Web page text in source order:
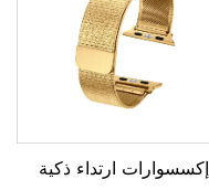
إكسسوارات ارتداء ذكية